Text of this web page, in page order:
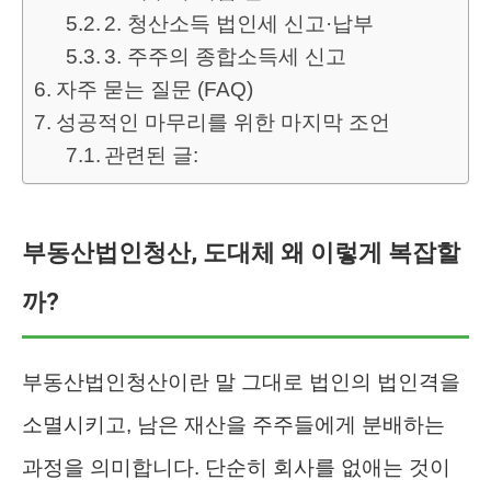
2. 청산소득 법인세 신고·납부
3. 주주의 종합소득세 신고
자주 묻는 질문 (FAQ)
성공적인 마무리를 위한 마지막 조언
관련된 글:
부동산법인청산, 도대체 왜 이렇게 복잡할
까?
부동산법인청산이란 말 그대로 법인의 법인격을
소멸시키고, 남은 재산을 주주들에게 분배하는
과정을 의미합니다. 단순히 회사를 없애는 것이